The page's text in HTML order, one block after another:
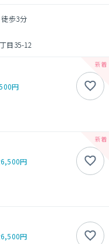
歩3分
目35-12
円
6,500円
6,500円